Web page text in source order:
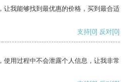
让我能够找到最优惠的价格，买到最合适
支持[0] 反对[0]
使用过程中不会泄露个人信息，让我非常